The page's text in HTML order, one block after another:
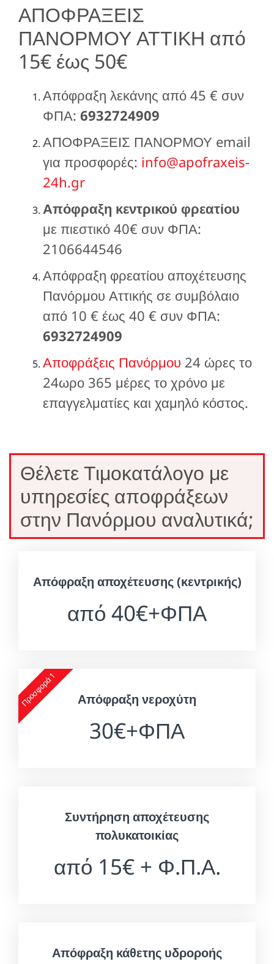
ΑΠΟΦΡΑΞΕΙΣ
ΠΑΝΟΡΜΟΥ ΑΤΤΙΚΗ από
15€ έως 50€
Απόφραξη λεκάνης από 45 € συν
ΦΠΑ: 6932724909
ΑΠΟΦΡΑΞΕΙΣ ΠΑΝΟΡΜΟΥ email
για προσφορές: info@apofraxeis-
24h.gr
Απόφραξη κεντρικού φρεατίου
με πιεστικό 40€ συν ΦΠΑ:
2106644546
Απόφραξη φρεατίου αποχέτευσης
Πανόρμου Αττικής σε συμβόλαιο
από 10 € έως 40 € συν ΦΠΑ:
6932724909
Αποφράξεις Πανόρμου 24 ώρες το
24ωρο 365 μέρες το χρόνο με
επαγγελματίες και χαμηλό κόστος.
Θέλετε Τιμοκατάλογο με
υπηρεσίες αποφράξεων
στην Πανόρμου αναλυτικά;
Απόφραξη αποχέτευσης (κεντρικής)
από 40€+ΦΠΑ
Προσφορά 1 Απόφραξη νεροχύτη
30€+ΦΠΑ
Συντήρηση αποχέτευσης
πολυκατοικίας
από 15€ + Φ.Π.Α.
Απόφραξη κάθετης υδροροής